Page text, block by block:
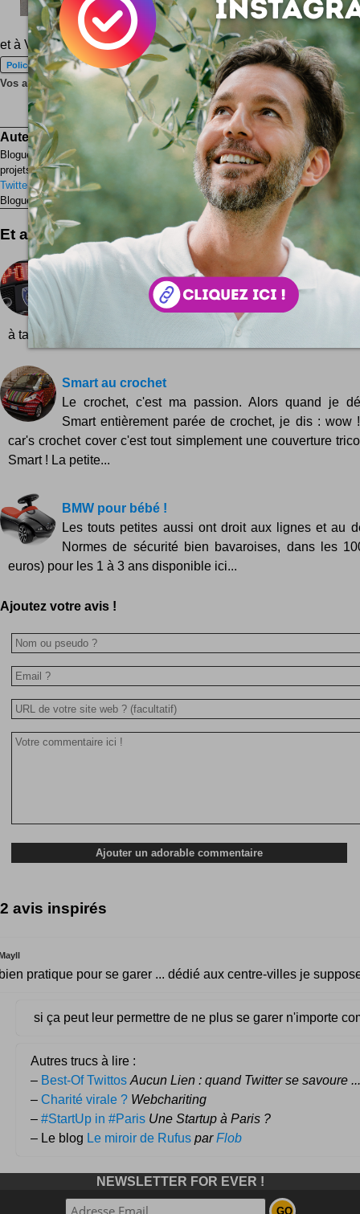
et à Vienne ! Bon, et en France ?
Police Smart Voiture
Vos amis le méritent : partagez cette page !
Save
Auteur :Simon Tripnaux
Blogueur lifestyle - Content manager & expert SEO. Mon job, rendre
projets par les mots. Adepte de l'écriture depuis 1978.
Twitter Facebook LinkedIn
Blogueur ? Auteur ?
Et aussi ...
Police en hauts talons
Des chaussures à hauts talons pour rendre la
C'est Tim Cooper le fou furieux qui a eu l'idée de
à talons pour les policières ... Av...
Smart au crochet
Le crochet, c'est ma passion. Alors quand je
Smart entièrement parée de crochet, je dis : wow
car's crochet cover c'est tout simplement une couverture
Smart ! La petite...
BMW pour bébé !
Les touts petites aussi ont droit aux lignes et au
Normes de sécurité bien bavaroises, dans les
euros) pour les 1 à 3 ans disponible ici...
Ajoutez votre avis !
2 avis inspirés
pratique pour se garer ... dédié aux centre-villes je
si ça peut leur permettre de ne plus se garer n'importe
Autres trucs à lire :
– Best-Of Twittos Aucun Lien : quand Twitter se savoure ...
– Charité virale ? Webchariting
– #StartUp in #Paris Une Startup à Paris ?
– Le blog Le miroir de Rufus parFlob
NEWSLETTER FOR EVER !